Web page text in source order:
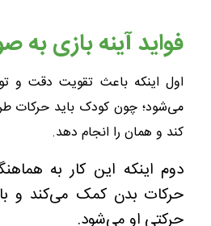
فواید آینه بازی به
اول اینکه باعث تقویت دقت و
می‌شود؛ چون کودک باید حرکات
کند و همان را انجام دهد.
دوم اینکه این کار به
حرکات بدن کمک می‌کند و
حرکتی او می‌شود.